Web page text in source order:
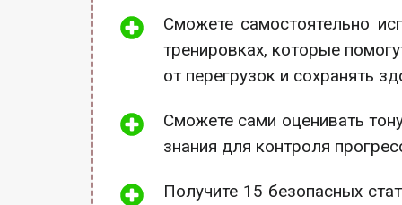
Сможете самостоятельно
тренировках, которые
от перегрузок и сохранять
Сможете сами оценивать
знания для контроля
Получите 15 безопасных